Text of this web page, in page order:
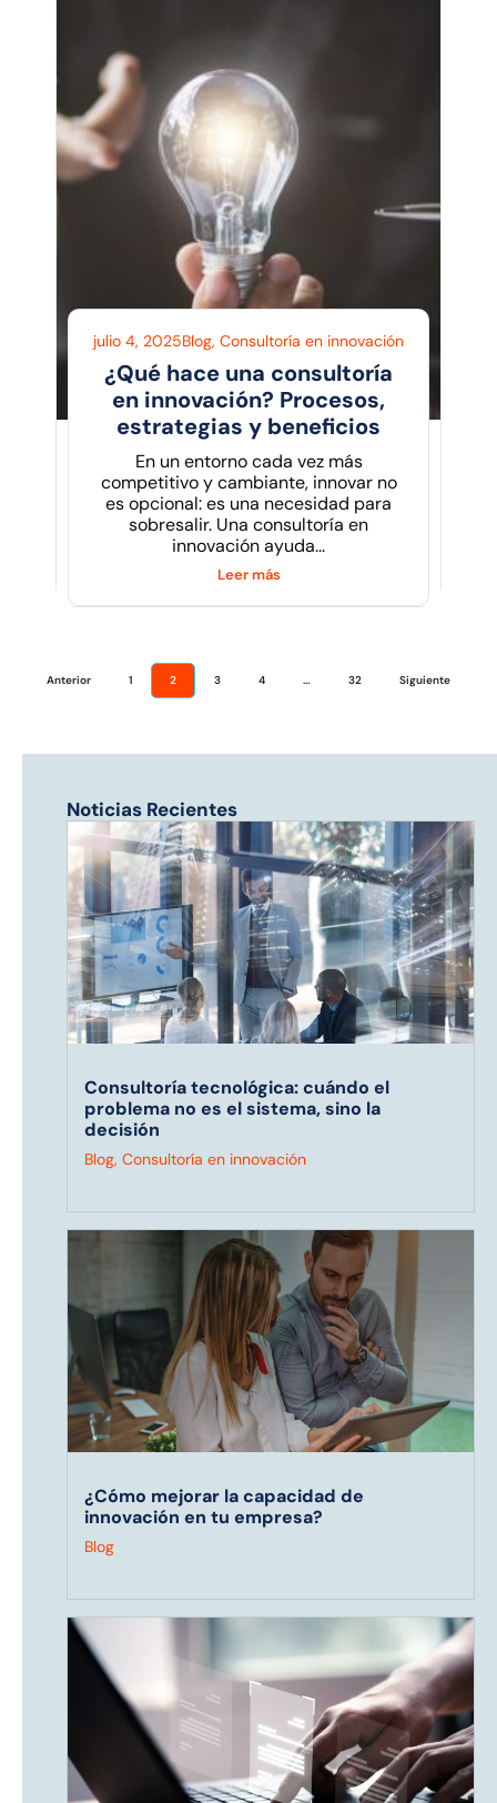
Noticias Recientes
Consultoría tecnológica: cuándo el
problema no es el sistema, sino la
decisión
Blog, Consultoría en innovación
¿Cómo mejorar la capacidad de
innovación en tu empresa?
Blog
julio 4, 2025Blog, Consultoría en innovación
¿Qué hace una consultoría
en innovación? Procesos,
estrategias y beneficios
En un entorno cada vez más
competitivo y cambiante, innovar no
es opcional: es una necesidad para
sobresalir. Una consultoría en
innovación ayuda...
Leer más
Anterior 1 2 3 4 … 32 Siguiente